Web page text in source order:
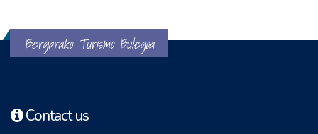
Bergarako Turismo Bulegoa
Contact us